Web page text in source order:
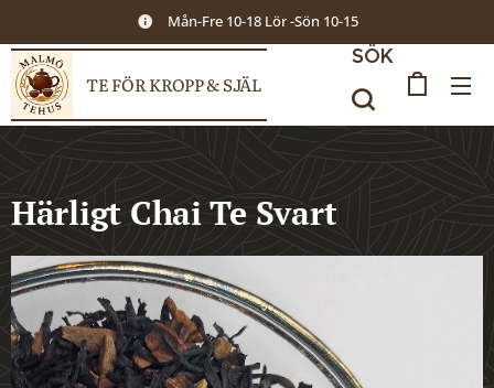
Mån-Fre 10-18 Lör -Sön 10-15
TE FÖR KROPP & SJÄL
SÖK
Härligt Chai Te Svart